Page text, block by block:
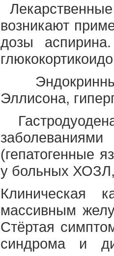
возникают
дозы
Эллисона,
(гепатогенные
у больных ХОЗЛ,
Клиническая
массивным
Стёртая
синдрома и